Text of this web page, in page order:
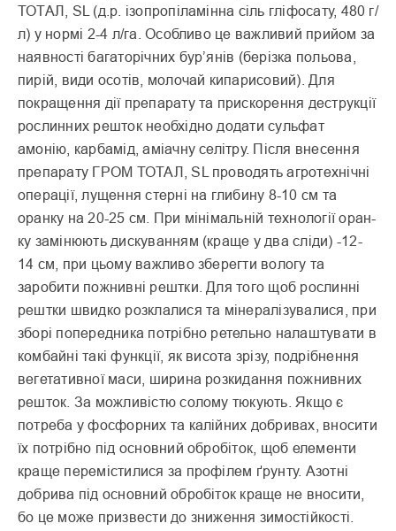
ТОТАЛ, SL (д.р. ізопропіламінна сіль гліфосату, 480 г/
л) у нормі 2-4 л/га. Особливо це важли­вий прийом за
наявності багаторічних бур’янів (берізка польова,
пирій, види осотів, молочай кипарисо­вий). Для
покращення дії препарату та прискорення деструкції
рослинних реш­ток необхідно додати суль­фат
амонію, карбамід, аміачну селітру. Після вне­сення
препарату ГРОМ ТОТАЛ, SL проводять агротехнічні
операції, лущен­ня стерні на глибину 8-10 см та
оранку на 20-25 см. При мінімальній технології оран­
ку замінюють дискуванням (краще у два сліди) -12-
14 см, при цьому важливо зберегти вологу та
заробити пожнивні рештки. Для того щоб рослинні
рештки швид­ко розклалися та мінералізувалися, при
зборі попередника потрібно ретельно налаштувати в
комбайні такі функції, як висота зрізу, подрібнення
вегетативної маси, ширина розкидання пожнивних
реш­ток. За можливістю солому тюкують. Якщо є
потреба у фосфорних та калійних добривах, вносити
їх потрібно під основний обробіток, щоб елементи
краще перемістилися за профілем ґрунту. Азотні
добрива під основний обробіток краще не вносити,
бо це може призвести до зни­ження зимостійкості.